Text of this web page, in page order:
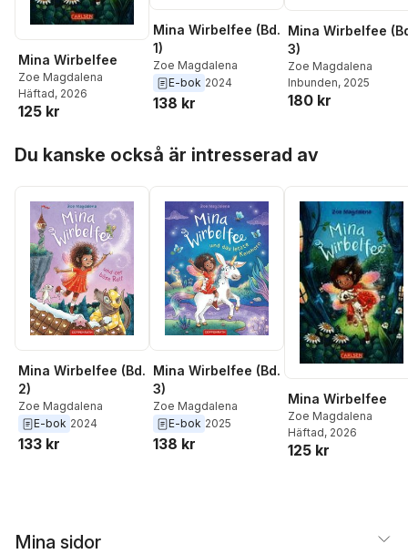
Mina Wirbelfee
Zoe Magdalena
Häftad, 2026
125 kr
Mina Wirbelfee (Bd.
1)
Zoe Magdalena
E-bok 2024
138 kr
Mina Wirbelfee
3)
Zoe Magdalena
Inbunden, 2025
180 kr
Du kanske också är intresserad av
Mina Wirbelfee (Bd.
2)
Zoe Magdalena
E-bok 2024
133 kr
Mina Wirbelfee (Bd.
3)
Zoe Magdalena
E-bok 2025
138 kr
Mina Wirbelfee
Zoe Magdalena
Häftad, 2026
125 kr
Mina sidor